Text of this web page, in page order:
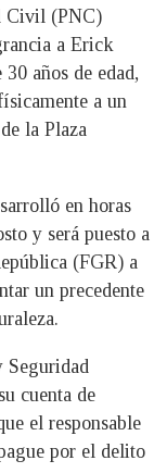
Civil (PNC)
a Erick
años de edad,
a un
la Plaza
en horas
y será puesto a
(FGR) a
un precedente
Seguridad
cuenta de
el responsable
por el delito